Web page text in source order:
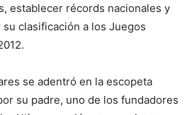
establecer récords nacionales y
clasificación a los Juegos
se adentró en la escopeta
su padre, uno de los fundadores